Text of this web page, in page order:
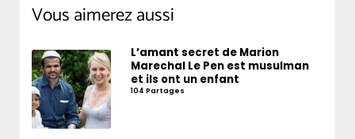
Vous aimerez aussi
L’amant secret de Marion
Marechal Le Pen est musulman
et ils ont un enfant
104 Partages